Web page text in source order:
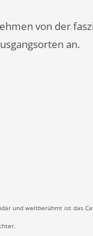
von der
an.
und weltberühmt ist das